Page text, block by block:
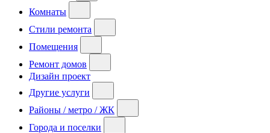
Комнаты
Стили ремонта
Помещения
Ремонт домов
Дизайн проект
Другие услуги
Районы / метро / ЖК
Города и поселки